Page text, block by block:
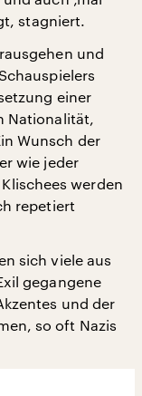
stagniert.
und
einer
Nationalität,
Wunsch der
wie jeder
werden
repetiert
sich viele aus
gegangene
und der
so oft Nazis